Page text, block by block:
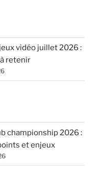
vidéo juillet 2026 :
retenir
championship 2026 :
et enjeux